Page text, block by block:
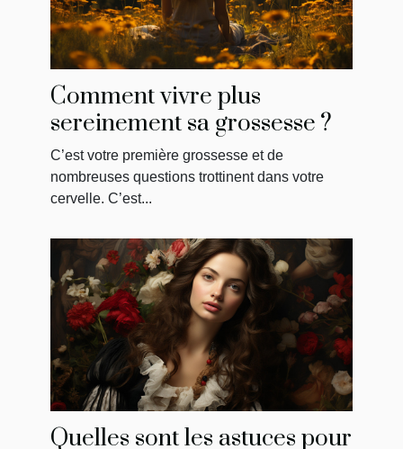
Comment vivre plus
sereinement sa grossesse ?
C’est votre première grossesse et de
nombreuses questions trottinent dans votre
cervelle. C’est...
Quelles sont les astuces pour